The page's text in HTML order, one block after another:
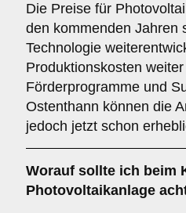
Die Preise für
den kommenden Jahren
Technologie
Produktionskosten
Förderprogramme und
Ostenthann können die
jedoch jetzt schon
Worauf sollte ich beim
Photovoltaikanlage